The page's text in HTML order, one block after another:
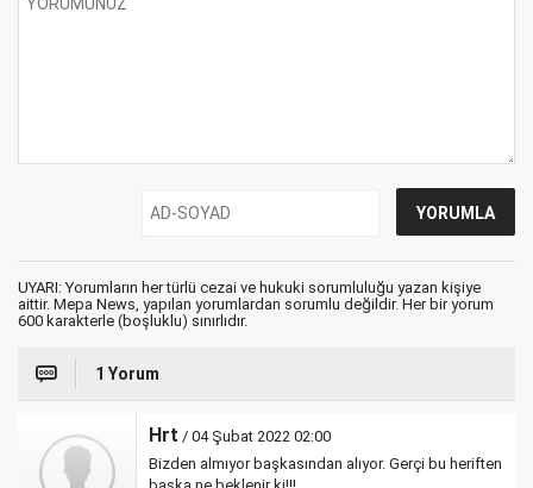
UYARI: Yorumların her türlü cezai ve hukuki sorumluluğu yazan kişiye
aittir. Mepa News, yapılan yorumlardan sorumlu değildir. Her bir yorum
600 karakterle (boşluklu) sınırlıdır.
1 Yorum
Hrt / 04 Şubat 2022 02:00
Bizden almıyor başkasından alıyor. Gerçi bu heriften